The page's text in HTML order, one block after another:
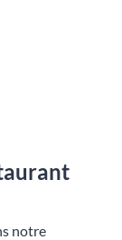
notre